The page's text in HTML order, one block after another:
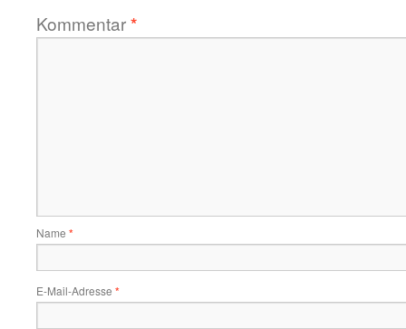
Kommentar*
Name *
E-Mail-Adresse *